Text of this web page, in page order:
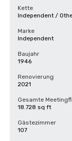
Kette
Independent /
Marke
Independent
Baujahr
1946
Renovierung
2021
Gesamte
18.728 sq ft
Gästezimmer
107